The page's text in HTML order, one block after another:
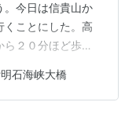
。今日は信貴山か
くことにした。高
２０分ほど歩く
人や、走ってい
がまだ咲いてい
明石海峡大橋